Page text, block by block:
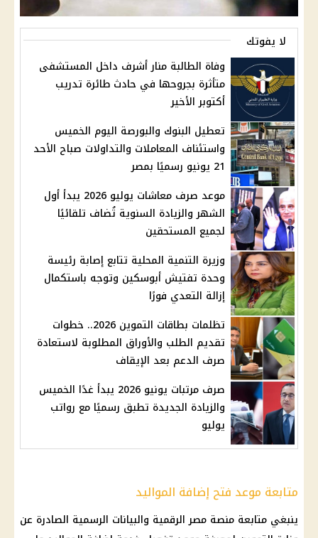
لا يفوتك
وفاة الطالبة منار أشرف داخل المستشفى
متأثرة بجروحها في حادث طائرة تدريب
أكتوبر الأخير
تعطيل البنوك والبورصة اليوم الخميس
واستئناف المعاملات والتداولات صباح الأحد
21 يونيو رسميًا بمصر
موعد صرف معاشات يوليو 2026 يبدأ أول
الشهر والزيادة السنوية تُضاف تلقائيًا
لجميع المستحقين
وزيرة التنمية المحلية تتابع إصابة رئيسة
وحدة تفتيش أبوسكين وتوجه باستكمال
إزالة التعدي فورًا
تظلمات بطاقات التموين 2026.. خطوات
تقديم الطلب والأوراق المطلوبة لاستعادة
صرف الدعم بعد الإيقاف
صرف مرتبات يونيو 2026 يبدأ غدًا الخميس
والزيادة الجديدة تطبق رسميًا مع رواتب
يوليو
متابعة موعد فتح إضافة المواليد
ينبغي متابعة منصة مصر الرقمية والبيانات الرسمية الصادرة عن